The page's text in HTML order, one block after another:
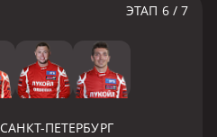
ЭТАП 6 / 7
САНКТ-ПЕТЕРБУРГ